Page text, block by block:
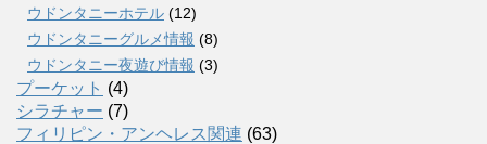
ウドンタニーホテル (12)
ウドンタニーグルメ情報 (8)
ウドンタニー夜遊び情報 (3)
プーケット (4)
シラチャー (7)
フィリピン・アンヘレス関連 (63)